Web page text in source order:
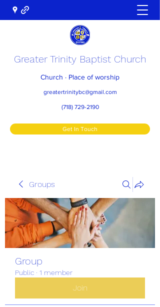
Greater Trinity Baptist Church
Church · Place of worship
greatertrinitybc@gmail.com
(718) 729-2190
Get In Touch
Groups
Group
Public · 1 member
Join